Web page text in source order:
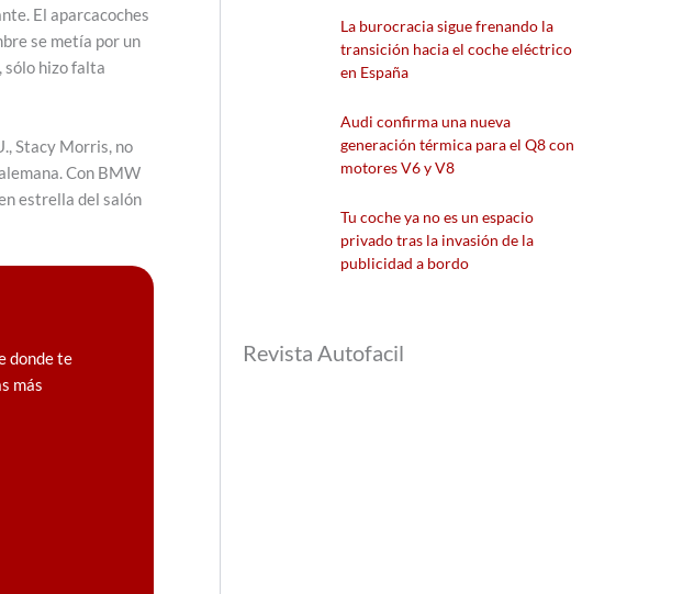
El aparcacoches
se metía por un
, sólo hizo falta
Stacy Morris, no
Con BMW
estrella del salón
donde te
más
La burocracia sigue frenando la
transición hacia el coche eléctrico
en España
Audi confirma una nueva
generación térmica para el Q8 con
motores V6 y V8
Tu coche ya no es un espacio
privado tras la invasión de la
publicidad a bordo
Revista Autofacil